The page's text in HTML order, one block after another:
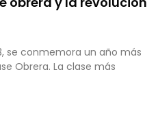
se conmemora un año más
Obrera. La clase más